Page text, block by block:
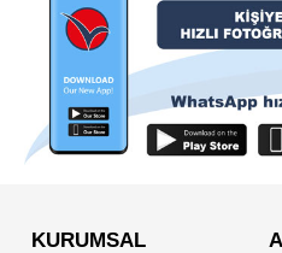
KURUMSAL